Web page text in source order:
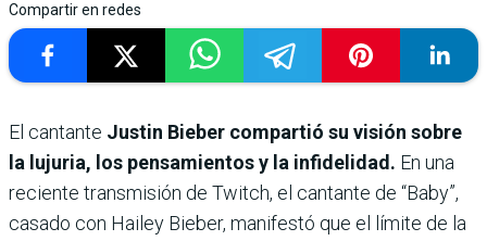
Compartir en redes
El cantante Justin Bieber compartió su visión sobre
la lujuria, los pensamientos y la infidelidad. En una
reciente transmisión de Twitch, el cantante de “Baby”,
casado con Hailey Bieber, manifestó que el límite de la